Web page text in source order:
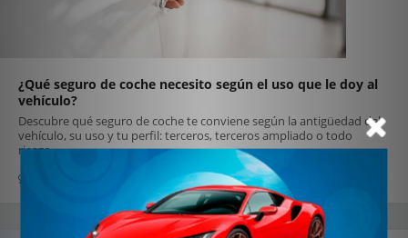
¿Qué seguro de coche necesito según el uso que le doy al
vehículo?
Descubre qué seguro de coche te conviene según la antigüedad del
vehículo, su uso y tu perfil: terceros, terceros ampliado o todo
riesgo.